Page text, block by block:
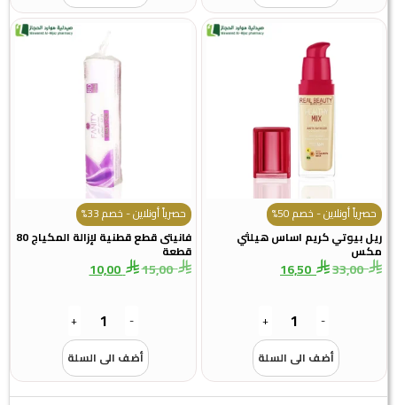
حصرياً أونلاين - خصم 50%
ريل بيوتي كريم اساس هيلثي
مكس
33,00
16,50
-
+
أضف الى السلة
حصرياً أونلاين - خصم 33%
فانيتى قطع قطنية لإزالة المكياج 80
قطعة
15,00
10,00
-
+
أضف الى السلة